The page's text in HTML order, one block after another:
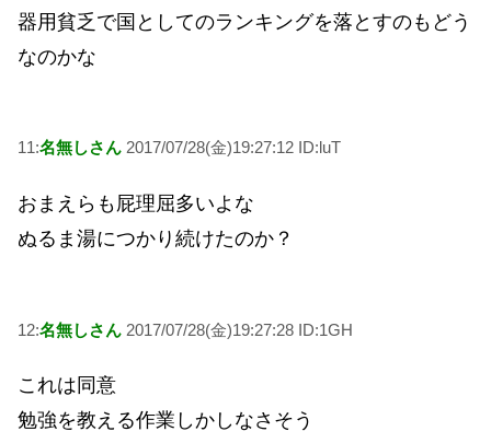
器用貧乏で国としてのランキングを落とすのもどう
なのかな
11:名無しさん 2017/07/28(金)19:27:12 ID:luT
おまえらも屁理屈多いよな
ぬるま湯につかり続けたのか？
12:名無しさん 2017/07/28(金)19:27:28 ID:1GH
これは同意
勉強を教える作業しかしなさそう